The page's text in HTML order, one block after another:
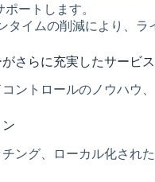
ートします。
タイムの削減により、
さらに充実したサービ
ントロールのノウハウ
ング、ローカル化され